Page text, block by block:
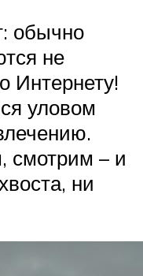
обычно
не
Интернету!
уловом
смотрим – и
ни